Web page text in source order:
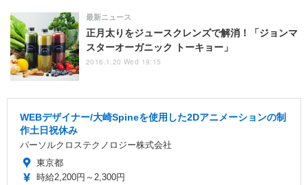
正月太りをジュースクレンズで解消！「ジョンマ
スターオーガニック トーキョー」
最新ニュース
2016.1.20 Wed 19:15
WEBデザイナー/大崎Spineを使用した2Dアニメーションの制
作土日祝休み
パーソルクロステクノロジー株式会社
東京都
時給2,200円～2,300円